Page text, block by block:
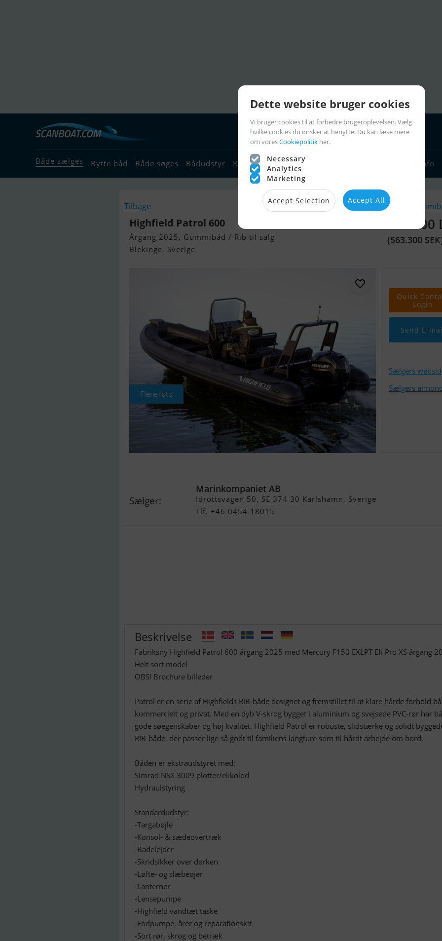
Både sælges Bytte båd Både søges Bådudstyr Bådforhandlere Sejlerlinks Sejlerinfo
Tilbage Lignende
Highfield Patrol 600
Årgang 2025, Gummibåd / Rib til salg
Blekinge, Sverige
389.700
(563.300
Flere foto
Quick
Login
Send E-
Sælgers
Sælgers
Sælger:
Marinkompaniet AB
Idrottsvägen 50, SE 374 30 Karlshamn, Sverige
Tlf. +46 0454 18015
Beskrivelse
Fabriksny Highfield Patrol 600 årgang 2025 med Mercury F150 EXLPT Efi Pro XS årgang
Helt sort model
OBS! Brochure billeder
Patrol er en serie af Highfields RIB-både designet og fremstillet til at klare hårde forhold
kommercielt og privat. Med en dyb V-skrog bygget i aluminium og svejsede PVC-rør har
gode søegenskaber og høj kvalitet. Highfield Patrol er robuste, slidstærke og solidt
RIB-både, der passer lige så godt til familiens langture som til hårdt arbejde om bord.
Båden er ekstraudstyret med:
Simrad NSX 3009 plotter/ekkolod
Hydraulstyring
Standardudstyr:
-Targabøjle
-Konsol- & sædeovertræk
-Badelejder
-Skridsikker over dørken
-Løfte- og slæbeøjer
-Lanterner
-Lensepumpe
-Highfield vandtæt taske
-Fodpumpe, årer og reparationskit
-Sort rør, skrog og betræk
Dette website bruger cookies
Vi bruger cookies til at forbedre brugeroplevelsen. Vælg
hvilke cookies du ønsker at benytte. Du kan læse mere
om voresCookiepolitik her.
Necessary
Analytics
Marketing
Accept Selection Accept All